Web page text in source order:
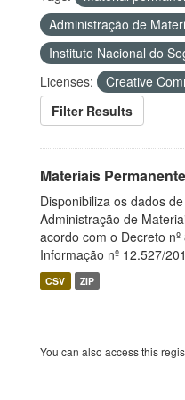
Administração de
Instituto Nacional do
Licenses:
Creative
Filter Results
Materiais
Disponibiliza os dados
Administração de
acordo com o Decreto
Informação nº 12.527/
CSV ZIP
You can also access this